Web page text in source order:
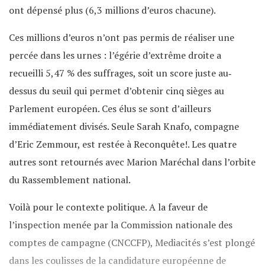
ont dépensé plus (6,3 millions d’euros chacune).
Ces millions d’euros n’ont pas permis de réaliser une
percée dans les urnes : l’égérie d’extrême droite a
recueilli 5,47 % des suffrages, soit un score juste au‐
dessus du seuil qui permet d’obtenir cinq sièges au
Parlement européen. Ces élus se sont d’ailleurs
immédiatement divisés. Seule Sarah Knafo, compagne
d’Eric Zemmour, est restée à Reconquête!. Les quatre
autres sont retournés avec Marion Maréchal dans l’orbite
du Rassemblement national.
Voilà pour le contexte politique. A la faveur de
l’inspection menée par la Commission nationale des
comptes de campagne (CNCCFP), Mediacités s’est plongé
dans les coulisses de la candidature européenne de